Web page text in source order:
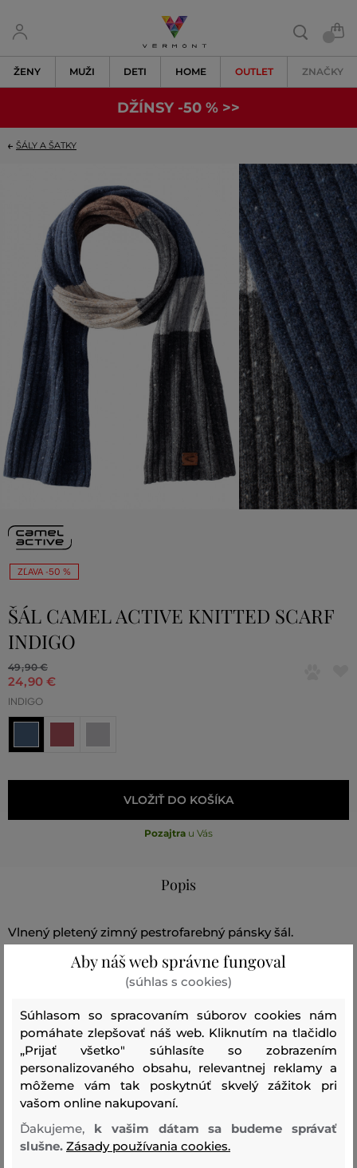
ŽENY MUŽI DETI HOME OUTLET ZNAČKY
DŽÍNSY -50 % >>
ŠÁLY A ŠATKY
ZĽAVA -50 %
ŠÁL CAMEL ACTIVE KNITTED SCARF
INDIGO
49,90 €
24,90 €
INDIGO
VLOŽIŤ DO KOŠÍKA
Pozajtra u Vás
Popis
Vlnený pletený zimný pestrofarebný pánsky šál.
Materiálové zloženie je veľmi príjemné a hrejivé. Pestrá
farebnosť šálu je nepostrádateľnou súčasťou
kombinovať s čiapkou z rovnakej kolekcie.
Rozmery: 180 x 22 cm
Sezóna: FW23
Kód produktu:
407490_2V49-623-CC-46-0
Aby náš web správne fungoval
(súhlas s cookies)
Súhlasom so spracovaním súborov cookies nám
pomáhate zlepšovať náš web. Kliknutím na tlačidlo
„Prijať všetko" súhlasíte so zobrazením
personalizovaného obsahu, relevantnej reklamy a
môžeme vám tak poskytnúť skvelý zážitok pri
vašom online nakupovaní.
Ďakujeme, k vašim dátam sa budeme správať
slušne. Zásady používania cookies.